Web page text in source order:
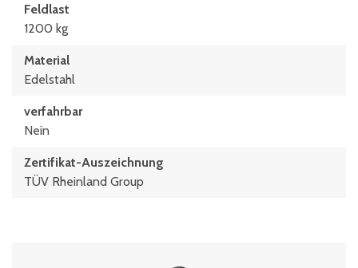
Feldlast
1200 kg
Material
Edelstahl
verfahrbar
Nein
Zertifikat-Auszeichnung
TÜV Rheinland Group